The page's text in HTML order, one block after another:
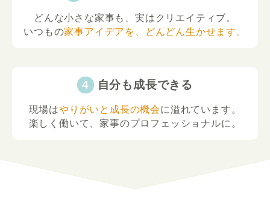
どんな小さな家事も、実はクリエイティブ。
いつもの家事アイデアを、どんどん生かせます。
自分も成長できる
現場はやりがいと成長の機会に溢れています。
楽しく働いて、家事のプロフェッショナルに。